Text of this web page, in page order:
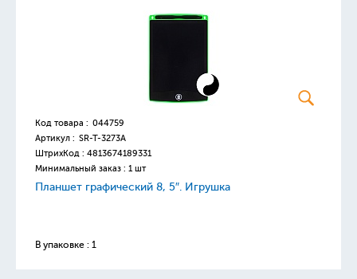
Код товара : 044759
Артикул : SR-T-3273A
ШтрихКод : 4813674189331
Минимальный заказ : 1 шт
Планшет графический 8, 5″. Игрушка
В упаковке : 1